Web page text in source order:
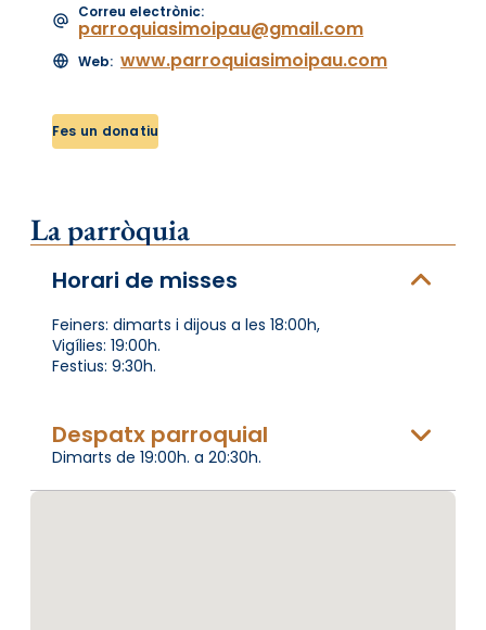
Correu electrònic:
parroquiasimoipau@gmail.com
Web: www.parroquiasimoipau.com
Fes un donatiu
La parròquia
Horari de misses
Feiners: dimarts i dijous a les 18:00h,
Vigílies: 19:00h.
Festius: 9:30h.
Despatx parroquial
Dimarts de 19:00h. a 20:30h.